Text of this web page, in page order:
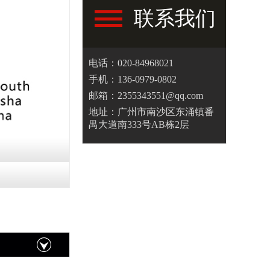
联系我们
电话：020-84968021
手机：136-0979-0802
邮箱：2355343551@qq.com
地址：广州市南沙区东涌镇番
禺大道南333号AB栋2层